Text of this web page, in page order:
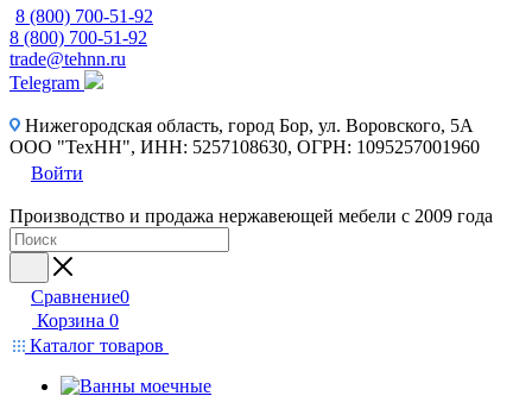
8 (800) 700-51-92
8 (800) 700-51-92
trade@tehnn.ru
Telegram
Нижегородская область, город Бор, ул. Воровского, 5А
ООО "ТехНН", ИНН: 5257108630, ОГРН: 1095257001960
Войти
Производство и продажа нержавеющей мебели с 2009 года
Сравнение0
Корзина 0
Каталог товаров